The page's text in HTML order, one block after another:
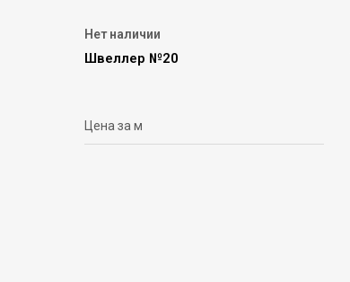
Нет наличии
Швеллер №20
Цена за м